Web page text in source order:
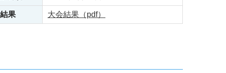
結果 大会結果（pdf）